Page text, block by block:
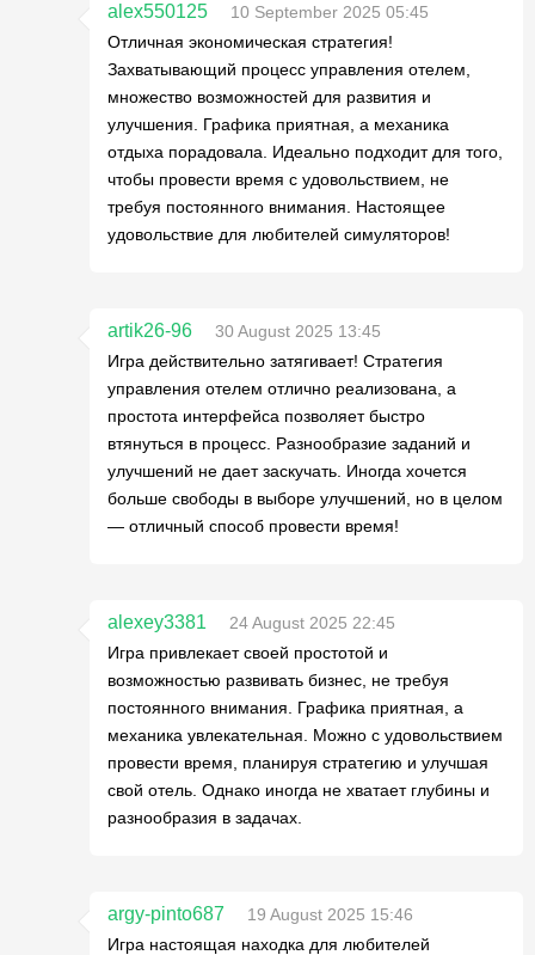
alex550125
10 September 2025 05:45
Отличная экономическая стратегия!
Захватывающий процесс управления отелем,
множество возможностей для развития и
улучшения. Графика приятная, а механика
отдыха порадовала. Идеально подходит для того,
чтобы провести время с удовольствием, не
требуя постоянного внимания. Настоящее
удовольствие для любителей симуляторов!
artik26-96
30 August 2025 13:45
Игра действительно затягивает! Стратегия
управления отелем отлично реализована, а
простота интерфейса позволяет быстро
втянуться в процесс. Разнообразие заданий и
улучшений не дает заскучать. Иногда хочется
больше свободы в выборе улучшений, но в целом
— отличный способ провести время!
alexey3381
24 August 2025 22:45
Игра привлекает своей простотой и
возможностью развивать бизнес, не требуя
постоянного внимания. Графика приятная, а
механика увлекательная. Можно с удовольствием
провести время, планируя стратегию и улучшая
свой отель. Однако иногда не хватает глубины и
разнообразия в задачах.
argy-pinto687
19 August 2025 15:46
Игра настоящая находка для любителей